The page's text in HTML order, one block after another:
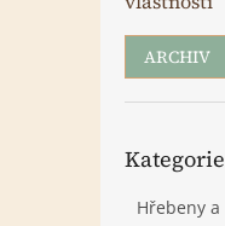
ARCHIV
kategorie
Kategorie
Hřebeny